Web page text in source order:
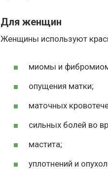
Для женщин
Женщины используют
миомы и
опущения матки;
маточных
сильных болей во
мастита;
уплотнений и